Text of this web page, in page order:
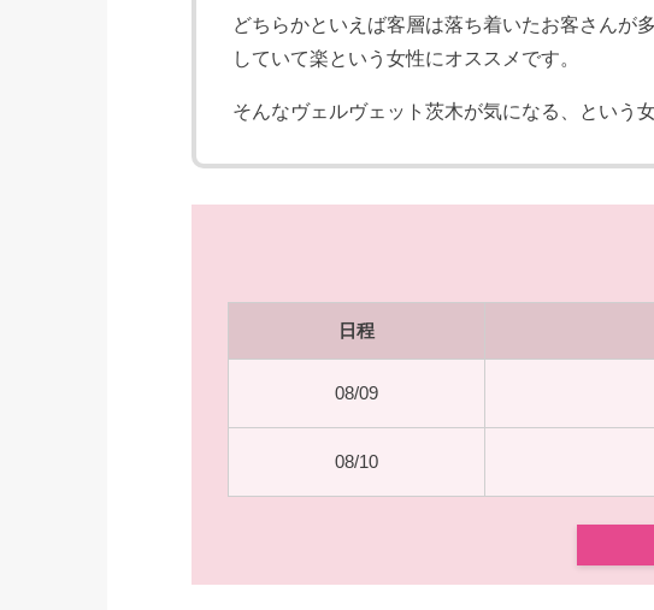
どちらかといえば客層は落ち着いたお客さんが
していて楽という女性にオススメです。
そんなヴェルヴェット茨木が気になる、という
日程
08/09
08/10